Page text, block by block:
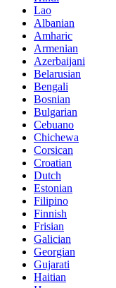
Lao
Albanian
Amharic
Armenian
Azerbaijani
Belarusian
Bengali
Bosnian
Bulgarian
Cebuano
Chichewa
Corsican
Croatian
Dutch
Estonian
Filipino
Finnish
Frisian
Galician
Georgian
Gujarati
Haitian